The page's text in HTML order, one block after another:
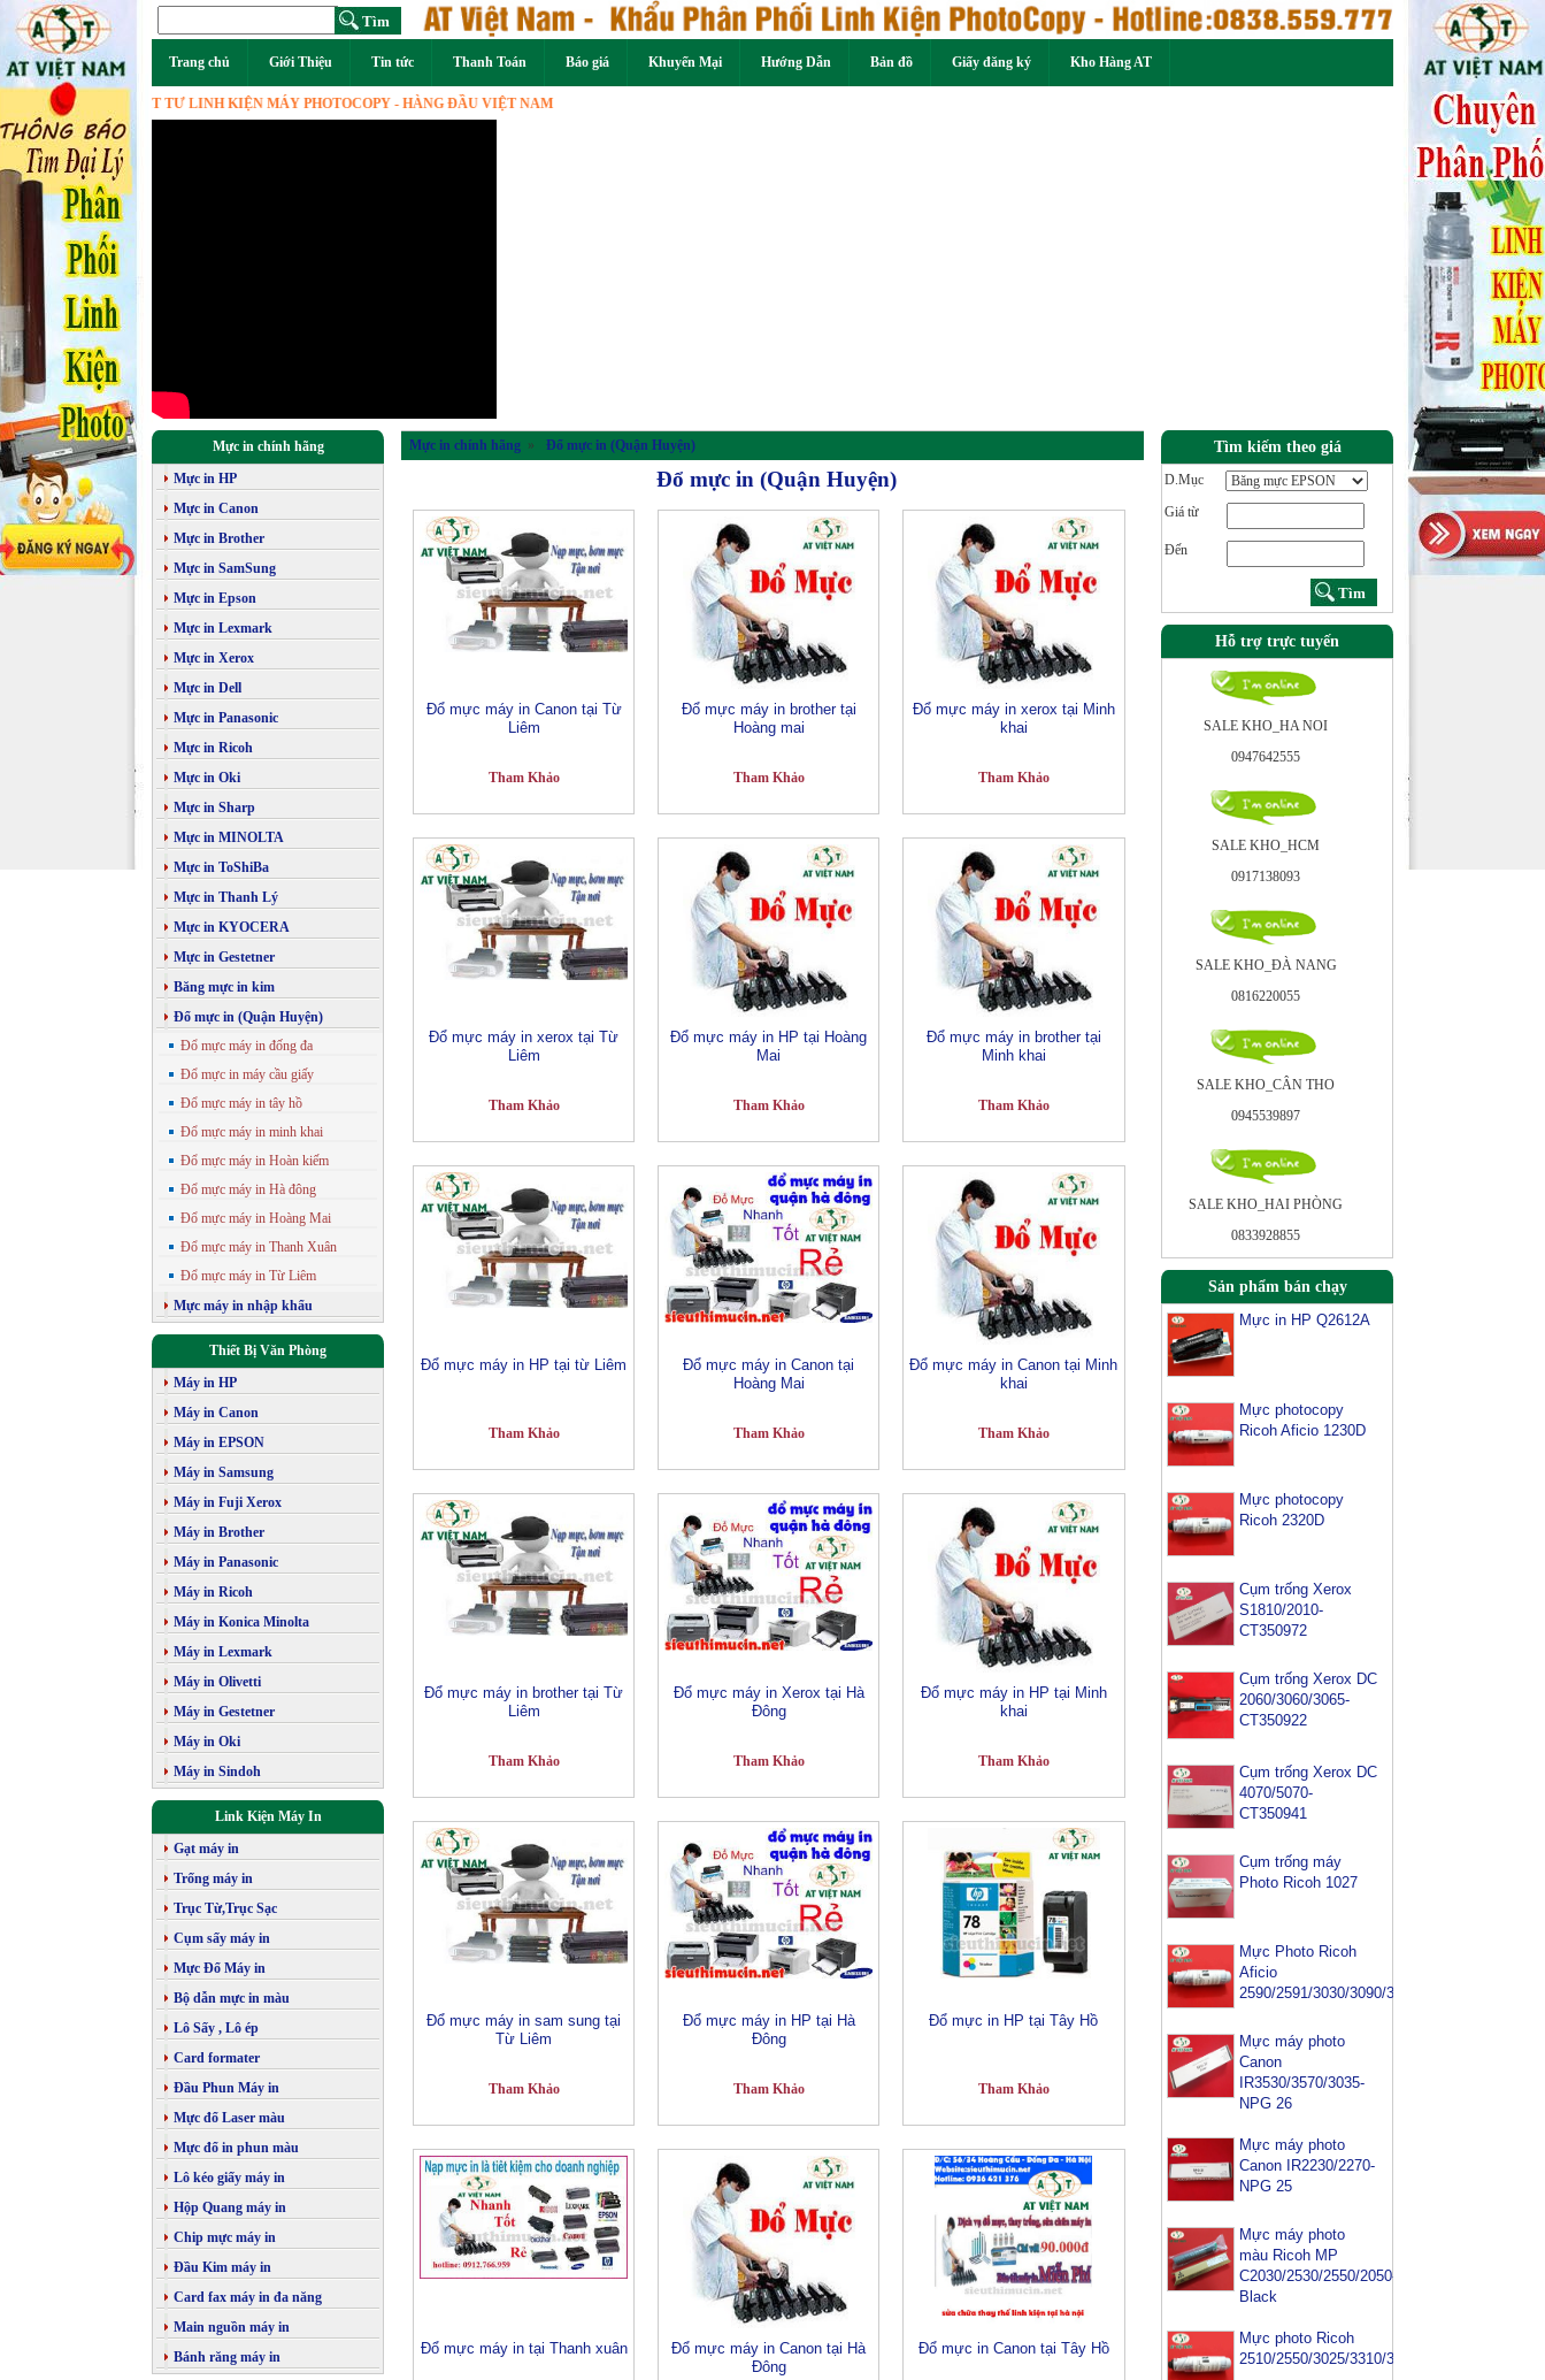
Trang chủ Giới Thiệu Tin tức Thanh Toán Báo giá Khuyến Mại Hướng Dẫn Bản đồ Giấy đăng ký Kho Hàng AT
VẬT TƯ LINH KIỆN MÁY PHOTOCOPY - HÀNG ĐẦU VIỆT NAM
Mực in chính hãng
Mực in HP
Mực in Canon
Mực in Brother
Mực in SamSung
Mực in Epson
Mực in Lexmark
Mực in Xerox
Mực in Dell
Mực in Panasonic
Mực in Ricoh
Mực in Oki
Mực in Sharp
Mực in MINOLTA
Mực in ToShiBa
Mực in Thanh Lý
Mực in KYOCERA
Mực in Gestetner
Băng mực in kim
Đổ mực in (Quận Huyện)
Đổ mực máy in đống đa
Đổ mực in máy cầu giấy
Đổ mực máy in tây hồ
Đổ mực máy in minh khai
Đổ mực máy in Hoàn kiếm
Đổ mực máy in Hà đông
Đổ mực máy in Hoàng Mai
Đổ mực máy in Thanh Xuân
Đổ mực máy in Từ Liêm
Mực máy in nhập khẩu
Thiết Bị Văn Phòng
Máy in HP
Máy in Canon
Máy in EPSON
Máy in Samsung
Máy in Fuji Xerox
Máy in Brother
Máy in Panasonic
Máy in Ricoh
Máy in Konica Minolta
Máy in Lexmark
Máy in Olivetti
Máy in Gestetner
Máy in Oki
Máy in Sindoh
Link Kiện Máy In
Gạt máy in
Trống máy in
Trục Từ,Trục Sạc
Cụm sấy máy in
Mực Đổ Máy in
Bộ dẫn mực in màu
Lô Sấy , Lô ép
Card formater
Đầu Phun Máy in
Mực đổ Laser màu
Mực đổ in phun màu
Lô kéo giấy máy in
Hộp Quang máy in
Chip mực máy in
Đầu Kim máy in
Card fax máy in đa năng
Main nguồn máy in
Bánh răng máy in
Mực in chính hãng » Đổ mực in (Quận Huyện)
Đổ mực in (Quận Huyện)
Đổ mực máy in Canon tại Từ
Liêm
Tham Khảo
Đổ mực máy in brother tại
Hoàng mai
Tham Khảo
Đổ mực máy in xerox tại Minh
khai
Tham Khảo
Đổ mực máy in xerox tại Từ
Liêm
Tham Khảo
Đổ mực máy in HP tại Hoàng
Mai
Tham Khảo
Đổ mực máy in brother tại
Minh khai
Tham Khảo
Đổ mực máy in HP tại từ Liêm
Tham Khảo
Đổ mực máy in Canon tại
Hoàng Mai
Tham Khảo
Đổ mực máy in Canon tại Minh
khai
Tham Khảo
Đổ mực máy in brother tại Từ
Liêm
Tham Khảo
Đổ mực máy in Xerox tại Hà
Đông
Tham Khảo
Đổ mực máy in HP tại Minh
khai
Tham Khảo
Đổ mực máy in sam sung tại
Từ Liêm
Tham Khảo
Đổ mực máy in HP tại Hà
Đông
Tham Khảo
Đổ mực in HP tại Tây Hồ
Tham Khảo
Đổ mực máy in tại Thanh xuân
Đổ mực máy in Canon tại Hà
Đông
Đổ mực in Canon tại Tây Hồ
Tìm kiếm theo giá
D.Mục
Giá từ
Đến
Hỗ trợ trực tuyến
SALE KHO_HA NOI
0947642555
SALE KHO_HCM
0917138093
SALE KHO_ÐÀ NANG
0816220055
SALE KHO_CÂN THO
0945539897
SALE KHO_HAI PHÒNG
0833928855
Sản phẩm bán chạy
Mực in HP Q2612A
Mực photocopy
Ricoh Aficio 1230D
Mực photocopy
Ricoh 2320D
Cụm trống Xerox
S1810/2010-
CT350972
Cụm trống Xerox DC
2060/3060/3065-
CT350922
Cụm trống Xerox DC
4070/5070-
CT350941
Cụm trống máy
Photo Ricoh 1027
Mực Photo Ricoh
Aficio
2590/2591/3030/3090/3391
Mực máy photo
Canon
IR3530/3570/3035-
NPG 26
Mực máy photo
Canon IR2230/2270-
NPG 25
Mực máy photo
màu Ricoh MP
C2030/2530/2550/2050-
Black
Mực photo Ricoh
2510/2550/3025/3310/3350/3352/3353
Canon
IR2520/2525/2530